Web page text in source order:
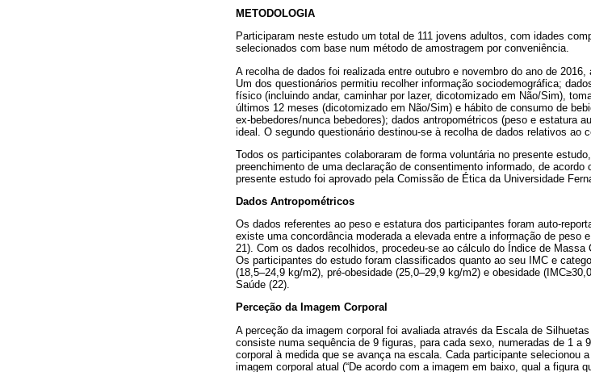
METODOLOGIA
Participaram neste estudo um total de 111 jovens adultos, com idades
selecionados com base num método de amostragem por conveniência.
A recolha de dados foi realizada entre outubro e novembro do ano de
Um dos questionários permitiu recolher informação sociodemográfica;
físico (incluindo andar, caminhar por lazer, dicotomizado em Não/Sim),
últimos 12 meses (dicotomizado em Não/Sim) e hábito de consumo de
ex-bebedores/nunca bebedores); dados antropométricos (peso e estatura
ideal. O segundo questionário destinou-se à recolha de dados relativos ao
Todos os participantes colaboraram de forma voluntária no presente
preenchimento de uma declaração de consentimento informado, de
presente estudo foi aprovado pela Comissão de Ética da Universidade
Dados Antropométricos
Os dados referentes ao peso e estatura dos participantes foram auto-
existe uma concordância moderada a elevada entre a informação de peso
21). Com os dados recolhidos, procedeu-se ao cálculo do Índice de
Os participantes do estudo foram classificados quanto ao seu IMC e
(18,5–24,9 kg/m2), pré-obesidade (25,0–29,9 kg/m2) e obesidade
Saúde (22).
Perceção da Imagem Corporal
A perceção da imagem corporal foi avaliada através da Escala de
consiste numa sequência de 9 figuras, para cada sexo, numeradas de 1 a
corporal à medida que se avança na escala. Cada participante selecionou
imagem corporal atual (“De acordo com a imagem em baixo, qual a figura